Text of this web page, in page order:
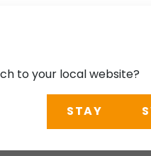
to your local website?
STAY